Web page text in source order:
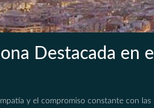
Destacada en el
y el compromiso constante con las